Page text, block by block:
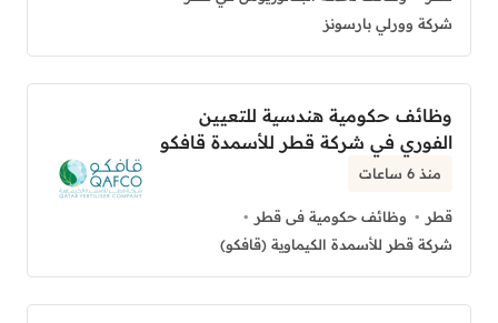
شركة وورلي بارسونز
وظائف حكومية هندسية للتعيين
الفوري في شركة قطر للأسمدة قافكو
منذ 6 ساعات
قطر
وظائف حكومية فى قطر
شركة قطر للأسمدة الكيماوية (قافكو)